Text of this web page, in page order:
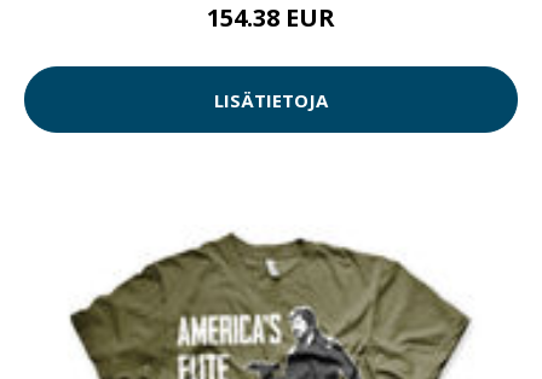
154.38 EUR
LISÄTIETOJA